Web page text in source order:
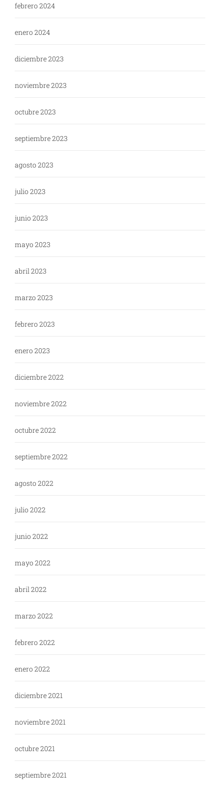
febrero 2024
enero 2024
diciembre 2023
noviembre 2023
octubre 2023
septiembre 2023
agosto 2023
julio 2023
junio 2023
mayo 2023
abril 2023
marzo 2023
febrero 2023
enero 2023
diciembre 2022
noviembre 2022
octubre 2022
septiembre 2022
agosto 2022
julio 2022
junio 2022
mayo 2022
abril 2022
marzo 2022
febrero 2022
enero 2022
diciembre 2021
noviembre 2021
octubre 2021
septiembre 2021